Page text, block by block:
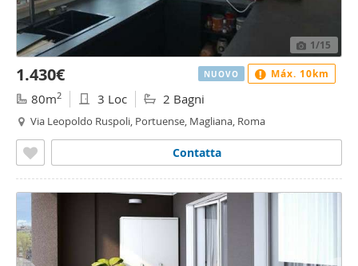
1/15
1.430€
80m2 3 Loc 2 Bagni
Via Leopoldo Ruspoli, Portuense, Magliana, Roma
Contatta
NUOVO Máx. 10km